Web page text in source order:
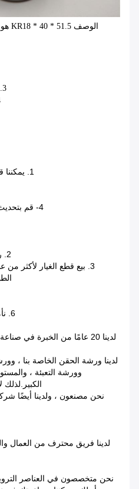
3. جودة عالية وسعر Copmetitive
4.
1. يمكننا قبول النظام عينة و Oem النظام.
4- قم بتحديث المنتجات في الوقت المناسب.
2. رخيصة سعر المصنع بجودة عالية
3. بيع قطع الغيار لأكثر
6. نأمل تعاون طويل الأمد مع عملائنا
لدينا 20 عامًا من الخبرة في
لدينا ورشة الحقن الخاصة بنا ،
وورشة التعبئة ،
نحن مصنعون ، ولدينا أيضًا
لدينا فريق محترف من العمال
نحن متخصصون في العناصر